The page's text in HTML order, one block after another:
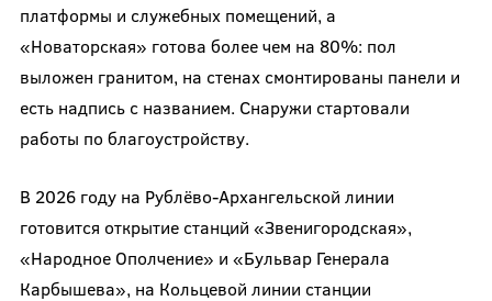
платформы и служебных помещений, а
«Новаторская» готова более чем на 80%: пол
выложен гранитом, на стенах смонтированы панели и
есть надпись с названием. Снаружи стартовали
работы по благоустройству.
В 2026 году на Рублёво-Архангельской линии
готовится открытие станций «Звенигородская»,
«Народное Ополчение» и «Бульвар Генерала
Карбышева», на Кольцевой линии станции